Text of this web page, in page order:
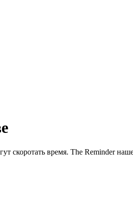
время. The Reminder